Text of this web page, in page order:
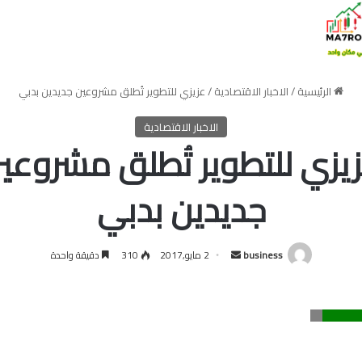
الرئيسية/الاخبار الاقتصادية/عزيزي للتطوير تُطلق مشروعين جديدين بدبي
الاخبار الاقتصادية
للتطوير تُطلق
جديدين بدبي
business
أرسل 2 مايو,2017 310 دقيقة واحدة